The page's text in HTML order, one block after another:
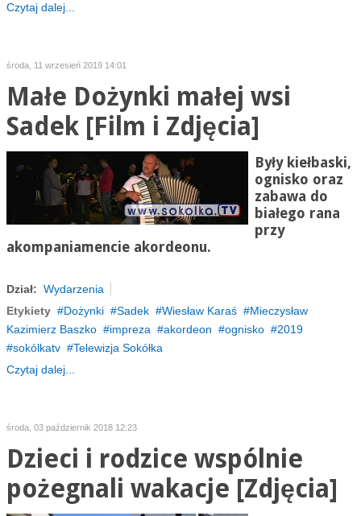
Czytaj dalej...
środa, 11 wrzesień 2019 14:01
Małe Dożynki małej wsi
Sadek [Film i Zdjęcia]
Były kiełbaski,
ognisko oraz
zabawa do
białego rana
przy
akompaniamencie akordeonu.
Dział: Wydarzenia
Etykiety
Dożynki Sadek Wiesław Karaś
Mieczysław
Kazimierz Baszko
impreza akordeon ognisko
2019
sokólkatv
Telewizja Sokółka
Czytaj dalej...
środa, 03 październik 2018 12:23
Dzieci i rodzice wspólnie
pożegnali wakacje [Zdjęcia]